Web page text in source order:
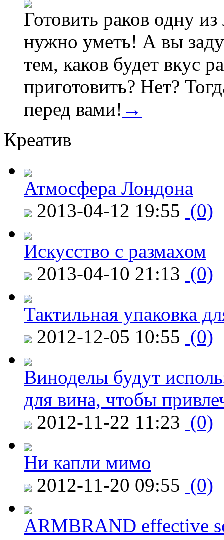
Готовить раков одну
нужно уметь! А вы
тем, каков будет вкус
приготовить? Нет?
перед вами! →
Креатив
Атмосфера Лондона
2013-04-12 19:55 (0)
Искусство с размахом
2013-04-10 21:13 (0)
Тактильная упаковка
2012-12-05 10:55 (0)
Виноделы будут
для вина, чтобы
2012-11-22 11:23 (0)
Ни капли мимо
2012-11-20 09:55 (0)
ARMBRAND effective